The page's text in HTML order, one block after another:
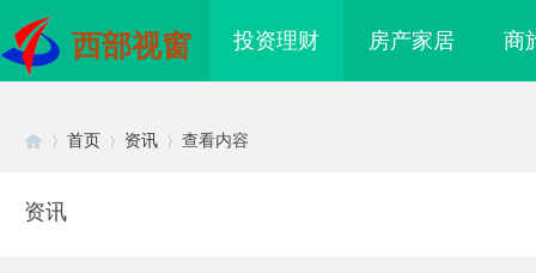
西部视窗 投资理财 房产家居 商
首页 资讯 查看内容
资讯